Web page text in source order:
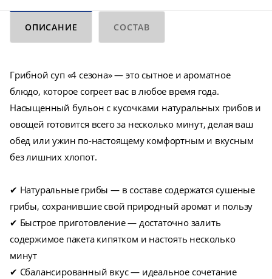
ОПИСАНИЕ СОСТАВ
Грибной суп «4 сезона» — это сытное и ароматное
блюдо, которое согреет вас в любое время года.
Насыщенный бульон с кусочками натуральных грибов и
овощей готовится всего за несколько минут, делая ваш
обед или ужин по-настоящему комфортным и вкусным
без лишних хлопот.
✔ Натуральные грибы — в составе содержатся сушеные
грибы, сохранившие свой природный аромат и пользу
✔ Быстрое приготовление — достаточно залить
содержимое пакета кипятком и настоять несколько
минут
✔ Сбалансированный вкус — идеальное сочетание